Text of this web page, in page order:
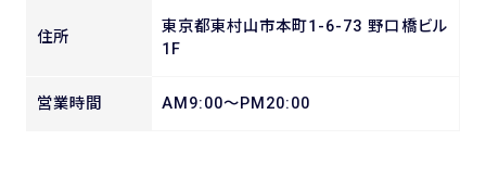
住所
東京都東村山市本町1-6-73 野口橋ビル
1F
営業時間 AM9:00～PM20:00